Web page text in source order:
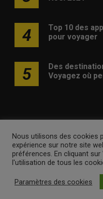
4
Top 10 des
pour voyager
5
Des
Voyagez où
Publicité Contact
de
Nous utilisons des cookies
expérience sur notre site
préférences. En cliquant
l'utilisation de tous les
Paramètres des cookies